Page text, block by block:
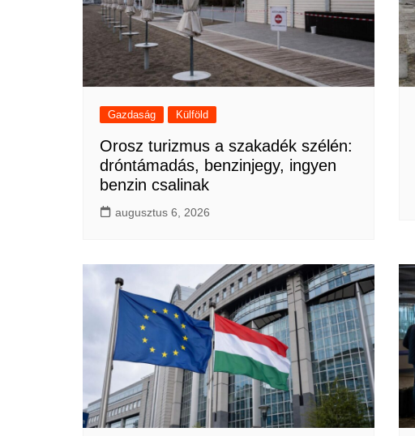
Gazdaság Külföld
Orosz turizmus a szakadék szélén:
dróntámadás, benzinjegy, ingyen
benzin csalinak
augusztus 6, 2026